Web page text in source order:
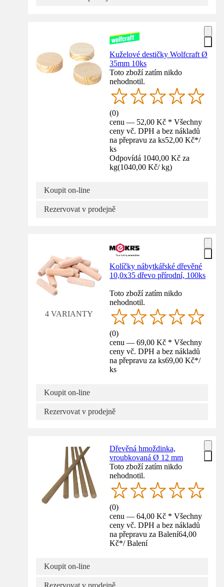
Kuželové destičky Wolfcraft Ø
35mm 10ks
Toto zboží zatím nikdo
nehodnotil.
(0)
cenu — 52,00 Kč * Všechny
ceny vč. DPH a bez nákladů
na přepravu za ks52,00 Kč*/
ks
Odpovídá 1040,00 Kč za
kg(1040,00 Kč/ kg)
Koupit on-line
Rezervovat v prodejně
4 VARIANTY
Kolíčky nábytkářské dřevěné
10,0x35 dřevo přírodní, 100ks
Toto zboží zatím nikdo
nehodnotil.
(0)
cenu — 69,00 Kč * Všechny
ceny vč. DPH a bez nákladů
na přepravu za ks69,00 Kč*/
ks
Koupit on-line
Rezervovat v prodejně
Dřevěná hmoždinka,
vroubkovaná Ø 12 mm
Toto zboží zatím nikdo
nehodnotil.
(0)
cenu — 64,00 Kč * Všechny
ceny vč. DPH a bez nákladů
na přepravu za Balení64,00
Kč*/ Balení
Koupit on-line